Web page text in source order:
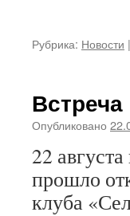
Рубрика: Новости |
Опубликовано
22
прошло
клуба